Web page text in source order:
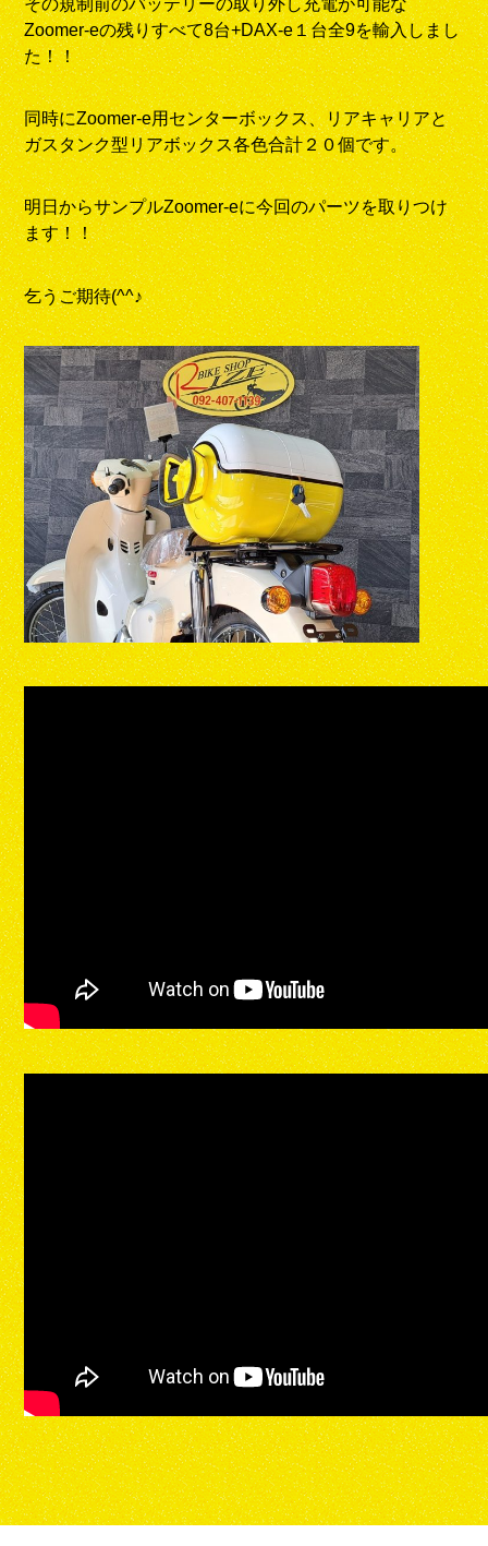
Zoomer-eの残りすべて8台+DAX-e１台全9を輸入しまし
た！！
同時にZoomer-e用センターボックス、リアキャリアと
ガスタンク型リアボックス各色合計２０個です。
明日からサンプルZoomer-eに今回のパーツを取りつけ
ます！！
乞うご期待(^^♪